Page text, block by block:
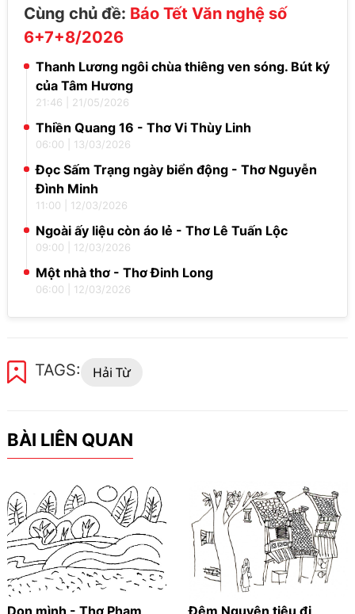
Cùng chủ đề: Báo Tết Văn nghệ số
6+7+8/2026
Thanh Lương ngôi chùa thiêng ven sóng. Bút ký
của Tâm Hương
21:46 21/05/2026
Thiền Quang 16 - Thơ Vi Thùy Linh
06:00 13/03/2026
Đọc Sấm Trạng ngày biển động - Thơ Nguyễn
Đình Minh
11:00 12/03/2026
Ngoài ấy liệu còn áo lẻ - Thơ Lê Tuấn Lộc
09:00 12/03/2026
Một nhà thơ - Thơ Đinh Long
06:00 12/03/2026
TAGS: Hải Từ
BÀI LIÊN QUAN